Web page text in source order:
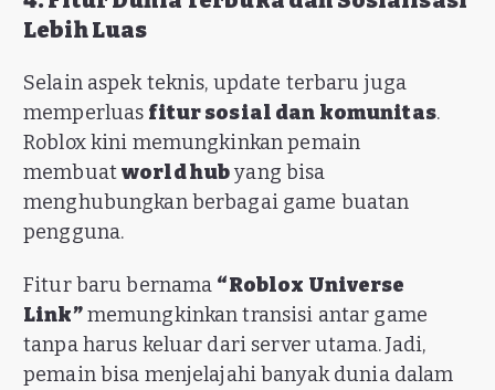
Lebih Luas
Selain aspek teknis, update terbaru juga
memperluas fitur sosial dan komunitas.
Roblox kini memungkinkan pemain
membuatworld hubyang bisa
menghubungkan berbagai game buatan
pengguna.
Fitur baru bernama “Roblox Universe
Link”memungkinkan transisi antar game
tanpa harus keluar dari server utama. Jadi,
pemain bisa menjelajahi banyak dunia dalam